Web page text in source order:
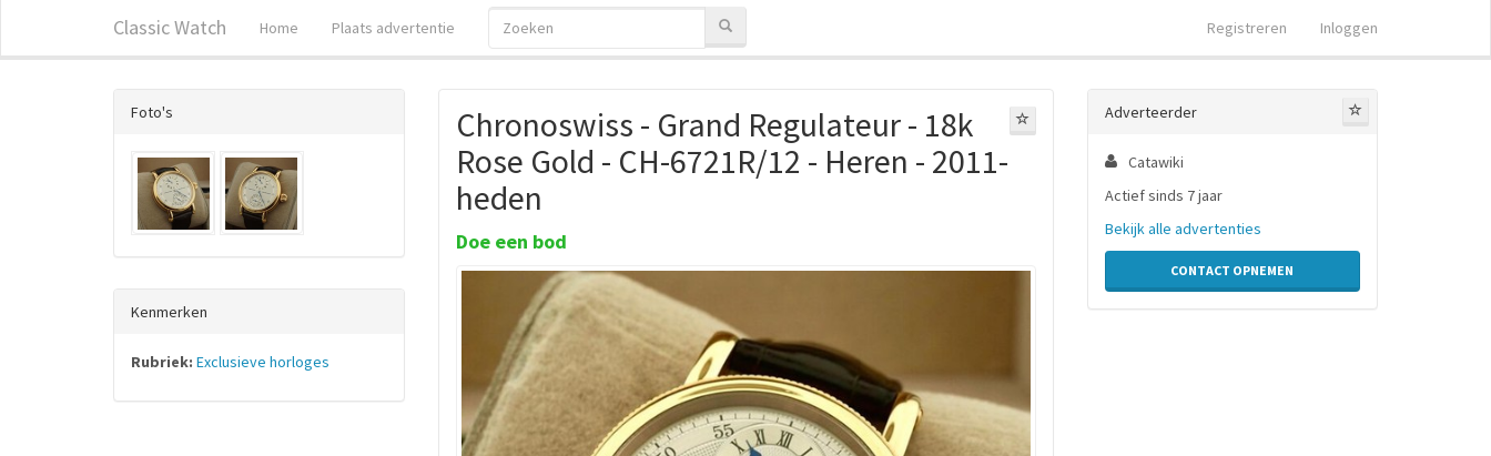
Classic Watch Home Plaats advertentie Registreren Inloggen
Chronoswiss - Grand Regulateur - 18k
Rose Gold - CH-6721R/12 - Heren - 2011-
heden
Doe een bod
Foto's
Kenmerken
Rubriek: Exclusieve horloges
Adverteerder
Catawiki
Actief sinds 7 jaar
Bekijk alle advertenties
CONTACT OPNEMEN